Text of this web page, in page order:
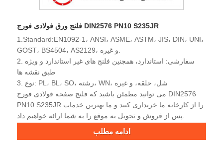
فلنج ورق فولادی فورج DIN2576 PN10 S235JR
1.Standard:EN1092-1، ANSI، ASME، ASTM، JIS، DIN، UNI،
2. سفارشی: استاندارد، همچنین فلنج های غیر استاندارد و ویژه
طبق نقشه ها
3. نوع: PL، BL، SO، رشته، WN، شل، حلقه، و غیره
می توانید مطمئن باشید که فلنج صفحه فولادی فورج DIN2576
PN10 S235JR را از کارخانه ما خریداری کنید و ما بهترین خدمات
ادامه مطلب